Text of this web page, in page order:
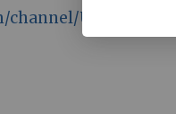
UCX3H